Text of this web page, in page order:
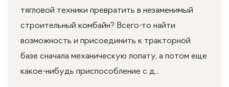
тягловой техники превратить в незаменимый
строительный комбайн? Всего-то найти
возможность и присоединить к тракторной
базе сначала механическую лопату, а потом еще
какое-нибудь приспособление с д...